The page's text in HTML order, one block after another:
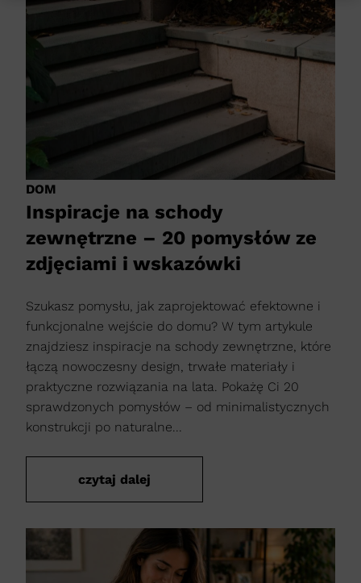
DOM
Inspiracje na schody
zewnętrzne – 20 pomysłów ze
zdjęciami i wskazówki
Szukasz pomysłu, jak zaprojektować efektowne i
funkcjonalne wejście do domu? W tym artykule
znajdziesz inspiracje na schody zewnętrzne, które
łączą nowoczesny design, trwałe materiały i
praktyczne rozwiązania na lata. Pokażę Ci 20
sprawdzonych pomysłów – od minimalistycznych
konstrukcji po naturalne...
czytaj dalej